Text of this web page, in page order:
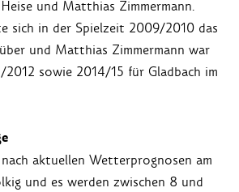
und Matthias Zimmermann.
sich in der Spielzeit 2009/2010 das
und Matthias Zimmermann war
2012 sowie 2014/15 für Gladbach im
aktuellen Wetterprognosen am
und es werden zwischen 8 und